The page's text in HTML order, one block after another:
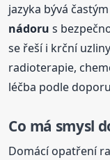
jazyka bývá
nádoru s
se řeší i krční
radioterapie,
léčba podle
Co má smysl
Domácí opatření